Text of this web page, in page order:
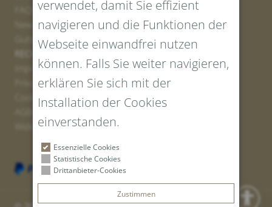
Newsletter Anmelden
Gutschein erstellen
RECHTLICHES UND DATENSCHUTZ
Impressum
Privacy Policy
Cookies
Widerrufsrecht
verwendet, damit Sie effizient
navigieren und die Funktionen der
Webseite einwandfrei nutzen
können. Falls Sie weiter navigieren,
erklären Sie sich mit der
Installation der Cookies
einverstanden.
Essenzielle Cookies
Statistische Cookies
Drittanbieter-Cookies
Zustimmen